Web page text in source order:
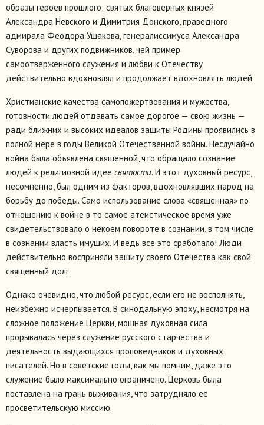
образы героев прошлого: святых благоверных князей
Александра Невского и Димитрия Донского, праведного
адмирала Феодора Ушакова, генералиссимуса Александра
Суворова и других подвижников, чей пример
самоотверженного служения и любви к Отечеству
действительно вдохновлял и продолжает вдохновлять людей.
Христианские качества самопожертвования и мужества,
готовности людей отдавать самое дорогое — свою жизнь —
ради ближних и высоких идеалов защиты Родины проявились в
полной мере в годы Великой Отечественной войны. Неслучайно
война была объявлена священной, что обращало сознание
людей к религиозной идее святости. И этот духовный ресурс,
несомненно, был одним из факторов, вдохновлявших народ на
борьбу до победы. Само использование слова «священная» по
отношению к войне в то самое атеистическое время уже
свидетельствовало о некоем повороте в сознании, в том числе
в сознании власть имущих. И ведь все это сработало! Люди
действительно восприняли защиту своего Отечества как свой
священный долг.
Однако очевидно, что любой ресурс, если его не восполнять,
неизбежно исчерпывается. В синодальную эпоху, несмотря на
сложное положение Церкви, мощная духовная сила
прорывалась через служение русского старчества и
деятельность выдающихся проповедников и духовных
писателей. Но в советские годы, как мы помним, даже это
служение было максимально ограничено. Церковь была
поставлена на грань выживания, что затрудняло ее
просветительскую миссию.